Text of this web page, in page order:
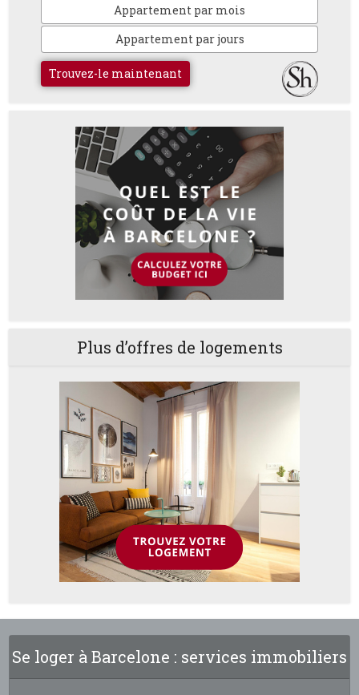
Appartement par mois
Appartement par jours
Trouvez-le maintenant
Plus d’offres de logements
Se loger à Barcelone : services immobiliers